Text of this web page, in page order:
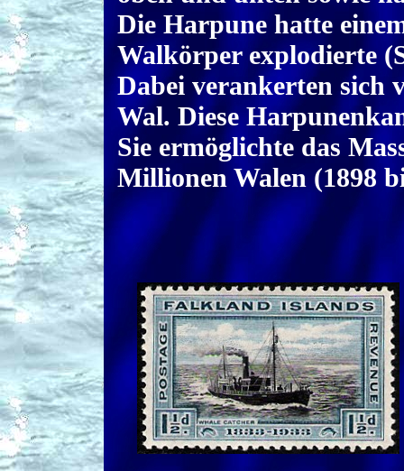
Die Harpune hatte
Walkörper explodierte
Dabei verankerten sich
Wal. Diese
Sie ermöglichte das
Millionen Walen (1898